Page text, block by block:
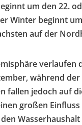
um den 22.
Winter beginnt
auf der
verlaufen
während
fallen jedoch auf
großen